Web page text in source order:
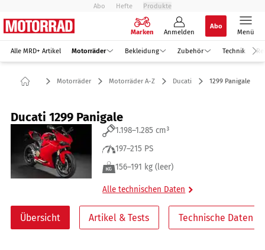
Abo Hefte Produkte
Marken Anmelden
Abo
Menü
Alle MRD+ Artikel Motorräder Bekleidung Zubehör Technik
Motorräder Motorräder A-Z Ducati 1299 Panigale
Ducati 1299 Panigale
1.198–1.285 cm³
197–215 PS
156–191 kg (leer)
Alle technischen Daten
Übersicht Artikel & Tests Technische Daten